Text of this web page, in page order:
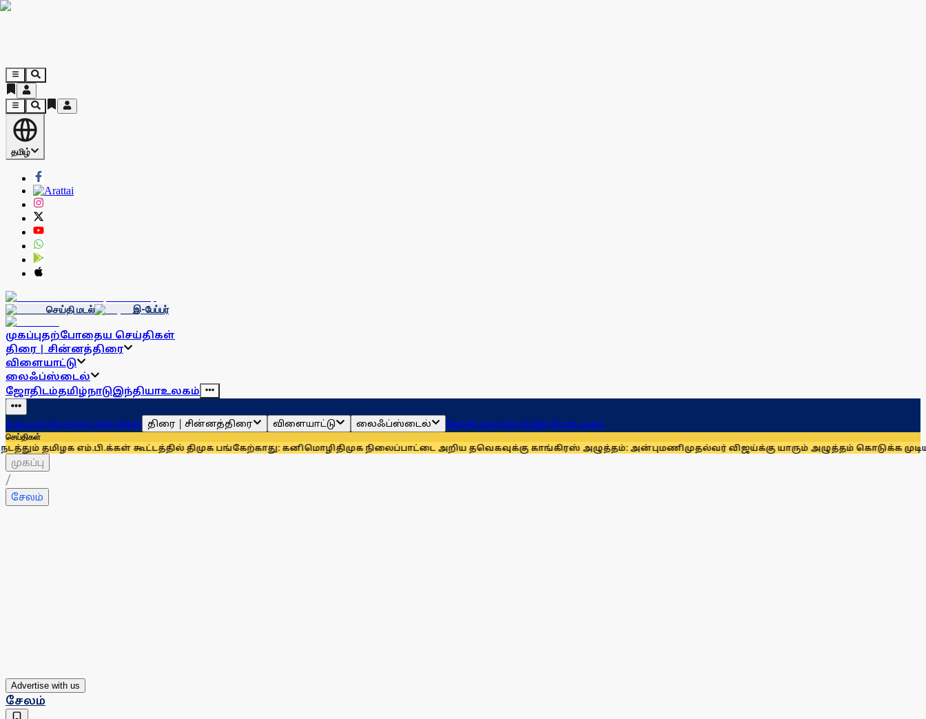
தமிழ்
செய்தி மடல் இ-பேப்பர்
முகப்புதற்போதைய செய்திகள்
திரை | சின்னத்திரை
விளையாட்டு
லைஃப்ஸ்டைல்
ஜோதிடம்தமிழ்நாடுஇந்தியாஉலகம்
முகப்புதற்போதைய செய்திகள் திரை | சின்னத்திரை விளையாட்டு லைஃப்ஸ்டைல் ஜோதிடம்தமிழ்நாடுஇந்தியாஉலகம்
செய்திகள்
எம்.பி.க்கள் கூட்டத்தில் திமுக பங்கேற்காது: கனிமொழிதிமுக நிலைப்பாட்டை அறிய தவெகவுக்கு காங்கிரஸ் அழுத்தம்: அன்புமணிமுதல்வர் விஜய்க்கு யாரும் அழுத்தம் கொடுக்க முடியாது:
முகப்பு
/
சேலம்
Advertise with us
சேலம்